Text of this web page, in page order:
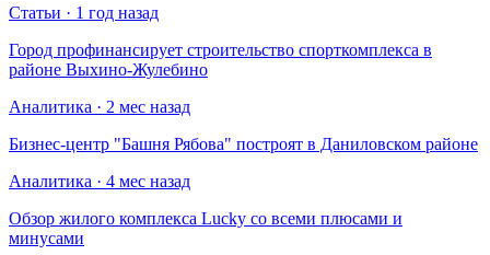
Статьи · 1 год назад
Город профинансирует строительство спорткомплекса в
районе Выхино-Жулебино
Аналитика · 2 мес назад
Бизнес-центр "Башня Рябова" построят в Даниловском районе
Аналитика · 4 мес назад
Обзор жилого комплекса Lucky со всеми плюсами и
минусами